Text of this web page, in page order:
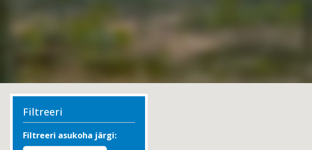
Filtreeri
Filtreeri asukoha järgi: